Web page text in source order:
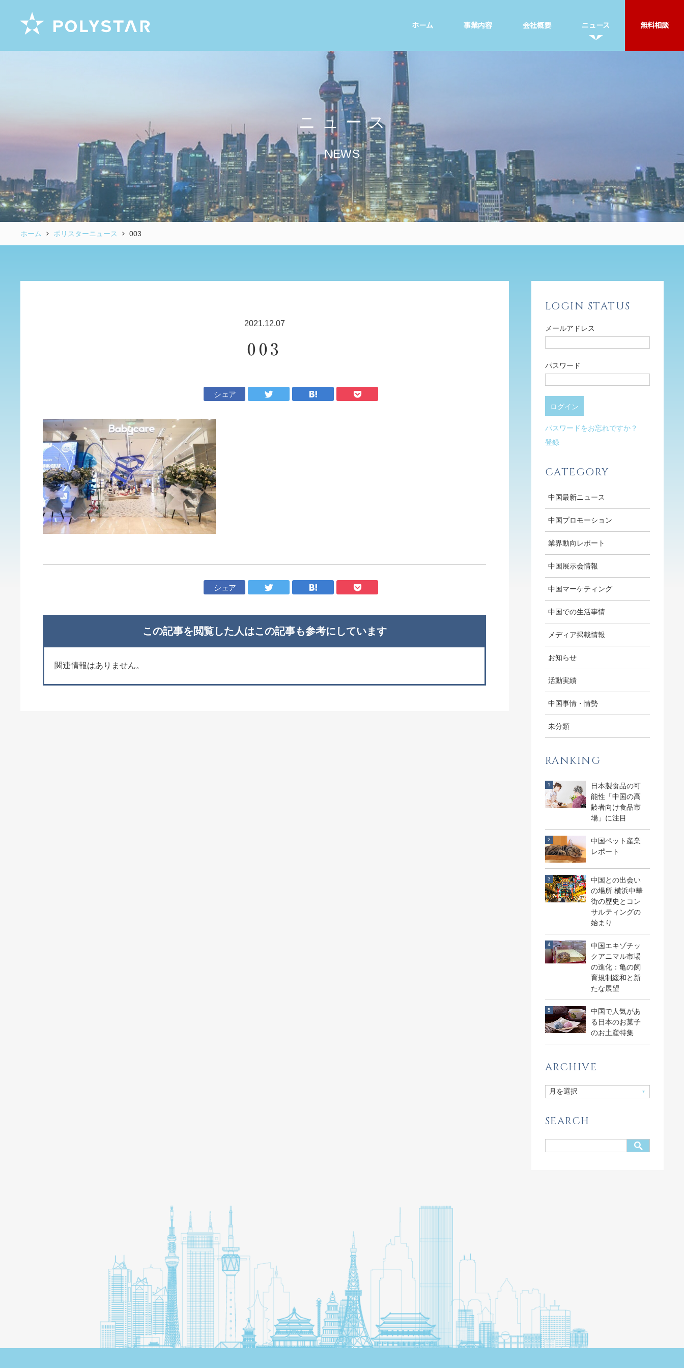
ホーム 事業内容 会社概要 ニュース 無料相談
ニュース
NEWS
ホーム ポリスターニュース 003
2021.12.07
003
シェア
シェア
この記事を閲覧した人はこの記事も参考にしています
関連情報はありません。
LOGIN STATUS
メールアドレス
パスワード
パスワードをお忘れですか？
登録
CATEGORY
中国最新ニュース
中国プロモーション
業界動向レポート
中国展示会情報
中国マーケティング
中国での生活事情
メディア掲載情報
お知らせ
活動実績
中国事情・情勢
未分類
RANKING
日本製食品の可
能性「中国の高
齢者向け食品市
場」に注目
中国ペット産業
レポート
中国との出会い
の場所 横浜中華
街の歴史とコン
サルティングの
始まり
中国エキゾチッ
クアニマル市場
の進化：亀の飼
育規制緩和と新
たな展望
中国で人気があ
る日本のお菓子
のお土産特集
ARCHIVE
SEARCH